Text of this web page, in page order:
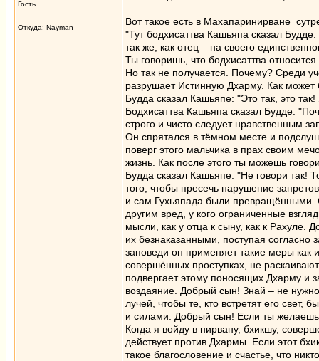
Гость
Откуда: Nayman
Вот такое есть в Махапаринирване
"Тут бодхисаттва Кашьяпа сказал
так же, как отец – на своего
Ты говоришь, что бодхисаттва
Но так не получается. Почему? Среди
разрушает Истинную Дхарму. Как может
Будда сказал Кашьяпе: "Это так, это
Бодхисаттва Кашьяпа сказал Будде:
строго и чисто следует нравственным
Он спрятался в тёмном месте и
поверг этого мальчика в прах своим
жизнь. Как после этого ты можешь
Будда сказал Кашьяпе: "Не говори
того, чтобы пресечь нарушение
и сам Гухьяпада были превращёнными.
другим вред, у кого ограниченные
мысли, как у отца к сыну, как к Рахуле.
их безнаказанными, поступая согласно
заповеди он применяет такие меры как
совершённых проступках, не
подвергает этому поносящих Дхарму и
воздаяние. Добрый сын! Знай – не
лучей, чтобы те, кто встретят его
и силами. Добрый сын! Если ты желаешь
Когда я войду в нирвану, бхикшу,
действует против Дхармы. Если этот
такое благословение и счастье, что